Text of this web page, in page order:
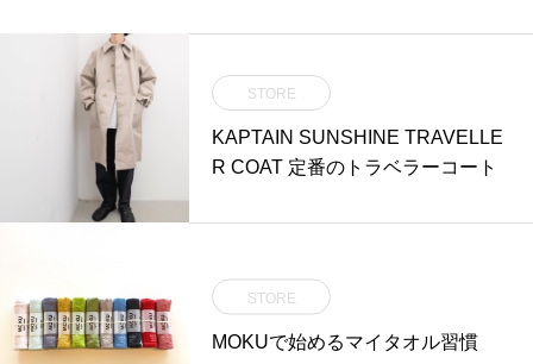
STORE
KAPTAIN SUNSHINE TRAVELLE
R COAT 定番のトラベラーコート
STORE
MOKUで始めるマイタオル習慣